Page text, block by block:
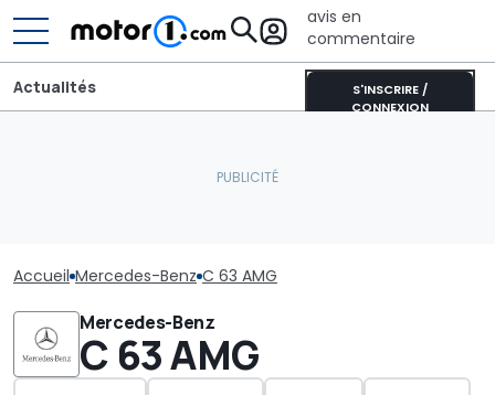
avis en
commentaire
S'INSCRIRE /
CONNEXION
Actualités
Accueil Mercedes-Benz C 63 AMG
Mercedes-Benz
C 63 AMG